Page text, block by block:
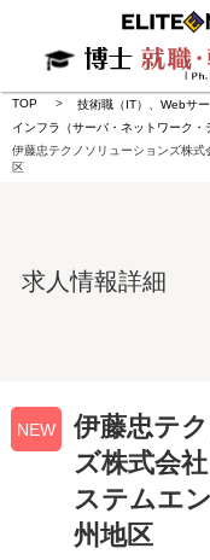
TOP
技術職（IT）、Webサ
インフラ（サーバ・ネットワーク
伊藤忠テクノソリューションズ株
区
求人情報詳細
NEW
伊藤忠テ
ズ株式会
ステムエ
州地区